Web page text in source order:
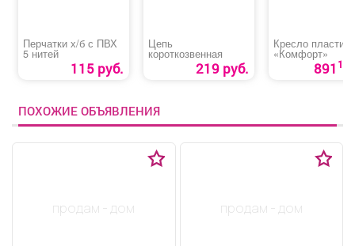
Перчатки х/б с ПВХ
5 нитей
115 руб.
Цепь
короткозвенная
219 руб.
Кресло
«Комфорт»
891 10
ПОХОЖИЕ ОБЪЯВЛЕНИЯ
продам - дом продам - дом